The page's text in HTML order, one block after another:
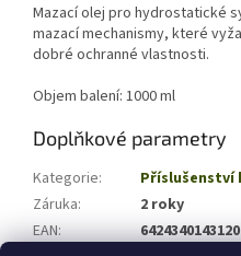
Mazací olej pro hydrostatické
mazací mechanismy, které
dobré ochranné vlastnosti.
Objem balení: 1000 ml
Doplňkové parametry
Kategorie:
Příslušenství
Záruka:
2 roky
EAN:
6424340143120